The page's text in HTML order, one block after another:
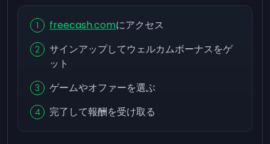
freecash.comにアクセス
サインアップしてウェルカムボーナスをゲ
ット
ゲームやオファーを選ぶ
完了して報酬を受け取る